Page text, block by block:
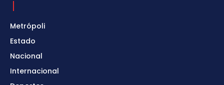
Metrópoli
Estado
Nacional
Internacional